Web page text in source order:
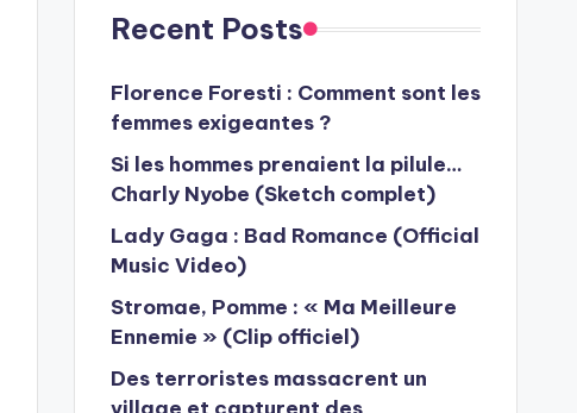
Recent Posts
Florence Foresti : Comment sont les
femmes exigeantes ?
Si les hommes prenaient la pilule…
Charly Nyobe (Sketch complet)
Lady Gaga : Bad Romance (Official
Music Video)
Stromae, Pomme : « Ma Meilleure
Ennemie » (Clip officiel)
Des terroristes massacrent un